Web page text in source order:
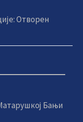
Отворен
Бањи